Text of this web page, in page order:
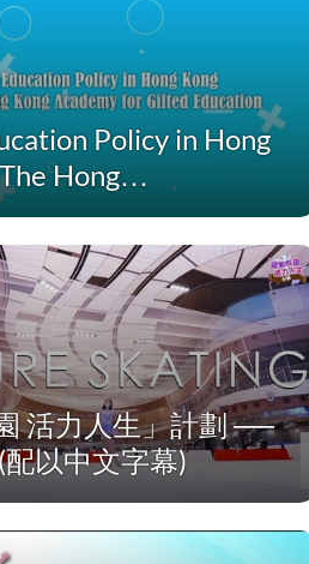
Policy in Hong
Hong…
活力人生」計劃 ──
以中文字幕)